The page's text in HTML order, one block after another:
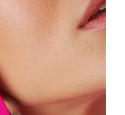
massage
& lips
smoothing device
skincare
red light therapy
for young skin
sonic toothbrush
toothbrush
NEW
NEW
預計送達日期8/12/26
預計送達日期 8/12/26
預計送達日期 8/12/26